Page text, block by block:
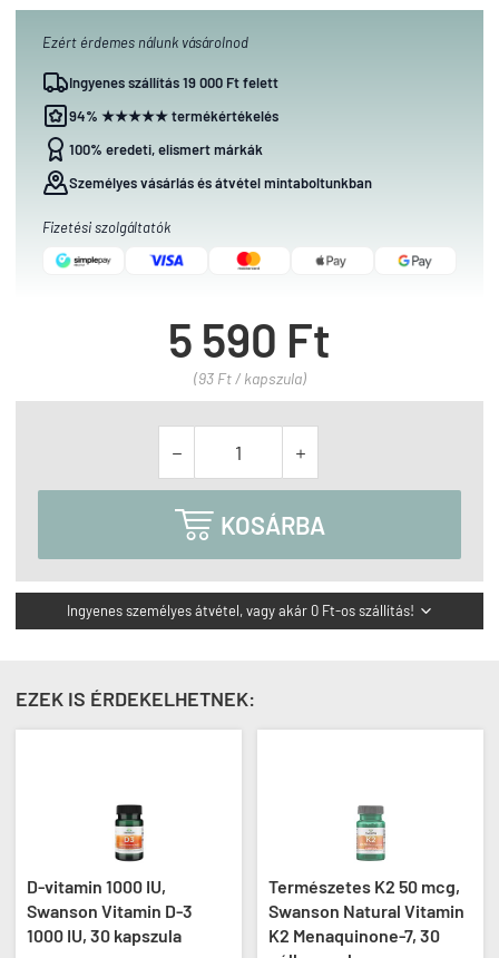
Ezért érdemes nálunk vásárolnod
Ingyenes szállítás 19 000 Ft felett
94% ★★★★★ termékértékelés
100% eredeti, elismert márkák
Személyes vásárlás és átvétel mintaboltunkban
Fizetési szolgáltatók
5 590 Ft
(93 Ft / kapszula)
 
 KOSÁRBA
Ingyenes személyes átvétel, vagy akár 0 Ft-os szállítás! 
EZEK IS ÉRDEKELHETNEK:
D-vitamin 1000 IU,
Swanson Vitamin D-3
1000 IU, 30 kapszula
Természetes K2 50 mcg,
Swanson Natural Vitamin
K2 Menaquinone-7, 30